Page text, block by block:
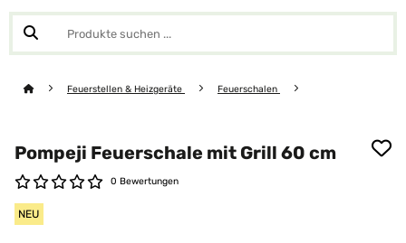
Feuerstellen & Heizgeräte Feuerschalen
Pompeji Feuerschale mit Grill 60 cm
0 Bewertungen
NEU